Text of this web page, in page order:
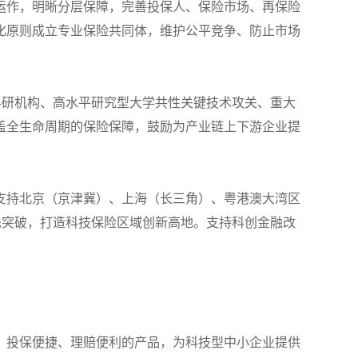
，明晰分层保障，完善投保人、保险市场、再保险
则成立专业保险共同体，维护公平竞争、防止市场
机构、高水平研究型大学共性关键技术攻关、重大
生命周期的保险保障，鼓励为产业链上下游企业提
北京（京津冀）、上海（长三角）、粤港澳大湾区
破，打造科技保险区域创新高地。支持科创金融改
保便捷、理赔便利的产品，为科技型中小企业提供